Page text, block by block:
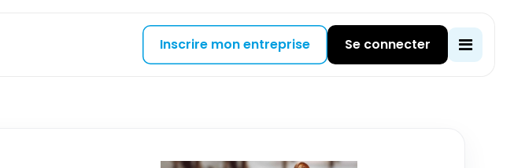
Inscrire mon entreprise Se connecter